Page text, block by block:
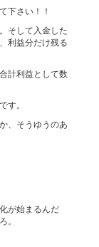
下さい！！
そして入金した
利益分だけ残る
計利益として数
す。
、そうゆうのあ
が始まるんだ
。